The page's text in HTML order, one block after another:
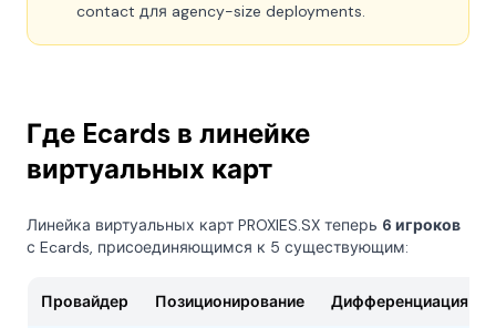
contact для agency-size deployments.
Где Ecards в линейке
виртуальных карт
Линейка виртуальных карт PROXIES.SX теперь 6 игроков
с Ecards, присоединяющимся к 5 существующим:
Провайдер Позиционирование Дифференциация